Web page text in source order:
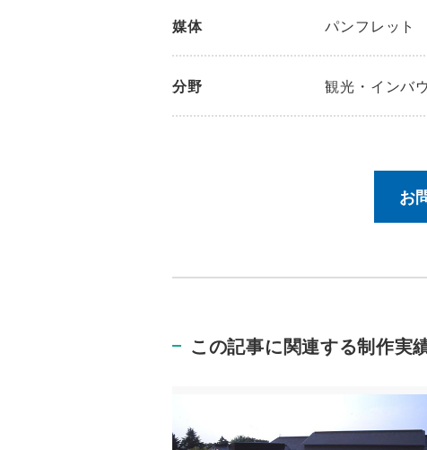
媒体 パンフレット
分野 観光・インバ
お
この記事に関連する制作実